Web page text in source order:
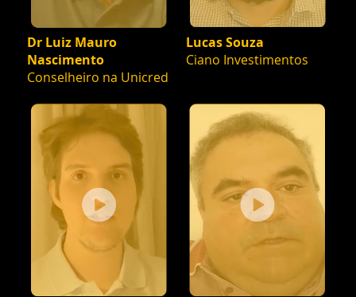
Dr Luiz Mauro
Nascimento
Conselheiro na Unicred
Lucas Souza
Ciano Investimentos